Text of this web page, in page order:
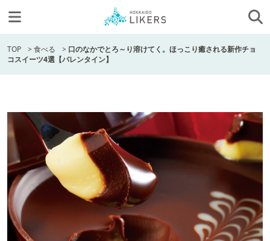
TOP >食べる > 口のなかでとろ～り溶けてく。ほっこり癒される新作チョ
コスイーツ4選【バレンタイン】